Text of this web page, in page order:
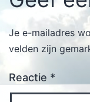
Je e-mailadres
velden zijn
Reactie *